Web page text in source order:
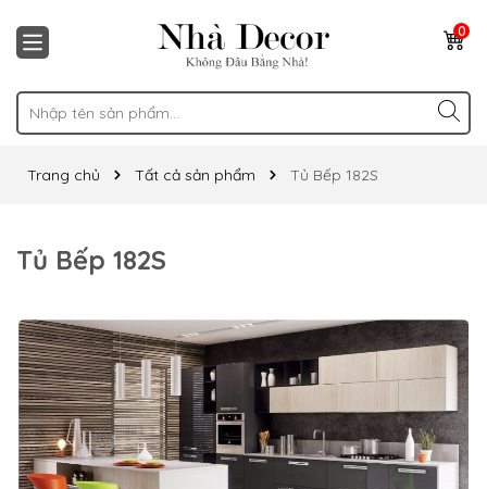
0
Trang chủ Tất cả sản phẩm Tủ Bếp 182S
Tủ Bếp 182S